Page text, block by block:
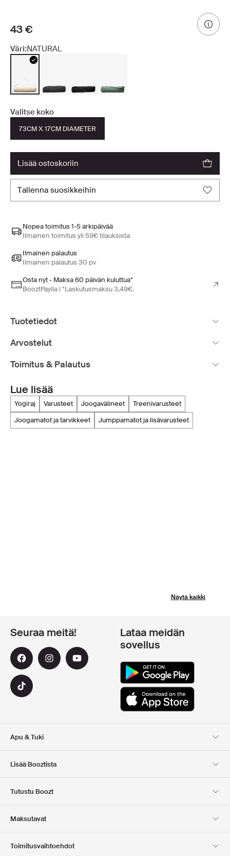
43 €
Väri:NATURAL
Valitse koko
73CM X 17CM DIAMETER
lisää ostoskoriin
tallenna suosikkeihin
Nopea toimitus 1-5 arkipäivää
Ilmainen toimitus yli 59€ tilauksista
Ilmainen palautus
Ilmainen palautus 30 pv
Osta nyt - Maksa 60 päivän kuluttua*
BooztPaylla | *Laskutusmaksu 3,49€.
Tuotetiedot
Arvostelut
Toimitus & Palautus
Lue lisää
yogiraj varusteet joogavälineet
treenivarusteet
joogamatot ja tarvikkeet
jumppamatot ja lisävarusteet
Näytä kaikki
Apu & Tuki
Lisää Booztista
Club Boozt
Tutustu Boozt
Lehdistö ja palkinnot
Seuraa meitä!
Lataa meidän
sovellus
Maksutavat
Toimitusvaihtoehdot